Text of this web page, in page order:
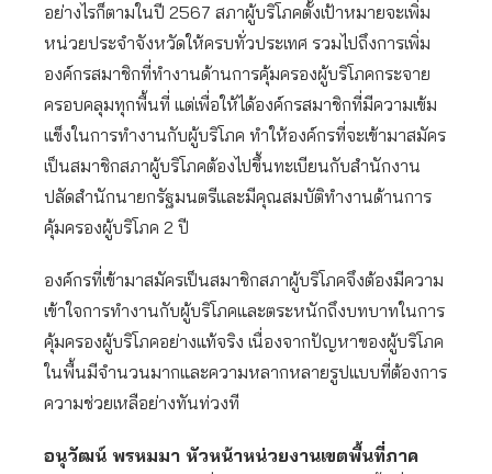
อย่างไรก็ตามในปี 2567 สภาผู้บริโภคตั้งเป้าหมายจะเพิ่ม
หน่วยประจำจังหวัดให้ครบทั่วประเทศ รวมไปถึงการเพิ่ม
องค์กรสมาชิกที่ทำงานด้านการคุ้มครองผู้บริโภคกระจาย
ครอบคลุมทุกพื้นที่ แต่เพื่อให้ได้องค์กรสมาชิกที่มีความเข้ม
แข็งในการทำงานกับผู้บริโภค ทำให้องค์กรที่จะเข้ามาสมัคร
เป็นสมาชิกสภาผู้บริโภคต้องไปขึ้นทะเบียนกับสำนักงาน
ปลัดสำนักนายกรัฐมนตรีและมีคุณสมบัติทำงานด้านการ
คุ้มครองผู้บริโภค 2 ปี
องค์กรที่เข้ามาสมัครเป็นสมาชิกสภาผู้บริโภคจึงต้องมีความ
เข้าใจการทำงานกับผู้บริโภคและตระหนักถึงบทบาทในการ
คุ้มครองผู้บริโภคอย่างแท้จริง เนื่องจากปัญหาของผู้บริโภค
ในพื้นมีจำนวนมากและความหลากหลายรูปแบบที่ต้องการ
ความช่วยเหลือย่างทันท่วงที
อนุวัฒน์ พรหมมา หัวหน้าหน่วยงานเขตพื้นที่ภาค